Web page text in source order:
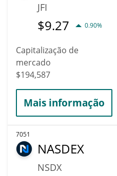
JFI
$9.27 0.90%
Capitalização de
mercado
$194,587
Mais informação
7051
NASDEX
NSDX